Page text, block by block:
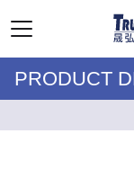
PRODUCT